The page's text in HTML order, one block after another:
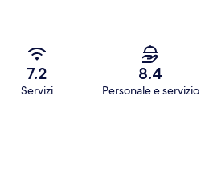
7.2
Servizi
8.4
Personale e servizio